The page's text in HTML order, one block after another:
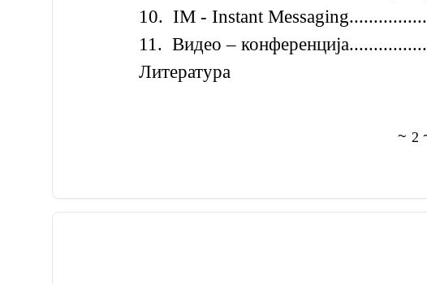
~ 2
10. IM - Instant
11. Видео –
Литература